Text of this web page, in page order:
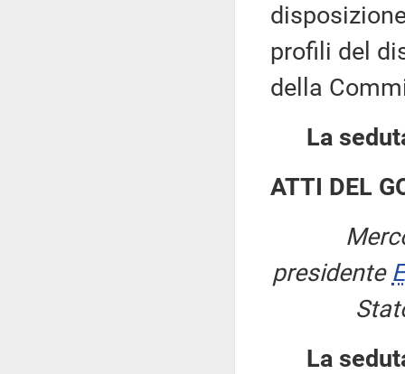
profili del
della
La
ATTI DEL
presidente
La